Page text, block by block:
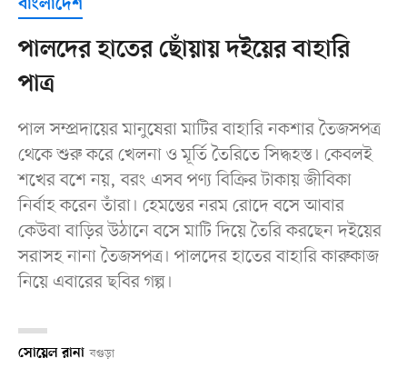
বাংলাদেশ
পালদের হাতের ছোঁয়ায় দইয়ের বাহারি
পাত্র
পাল সম্প্রদায়ের মানুষেরা মাটির বাহারি নকশার তৈজসপত্র
থেকে শুরু করে খেলনা ও মূর্তি তৈরিতে সিদ্ধহস্ত। কেবলই
শখের বশে নয়, বরং এসব পণ্য বিক্রির টাকায় জীবিকা
নির্বাহ করেন তাঁরা। হেমন্তের নরম রোদে বসে আবার
কেউবা বাড়ির উঠানে বসে মাটি দিয়ে তৈরি করছেন দইয়ের
সরাসহ নানা তৈজসপত্র। পালদের হাতের বাহারি কারুকাজ
নিয়ে এবারের ছবির গল্প।
সোয়েল রানা বগুড়া